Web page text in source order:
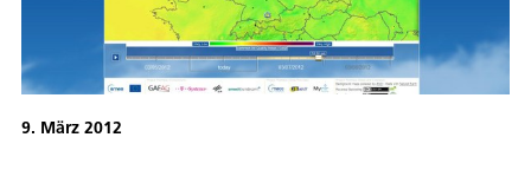
9. März 2012